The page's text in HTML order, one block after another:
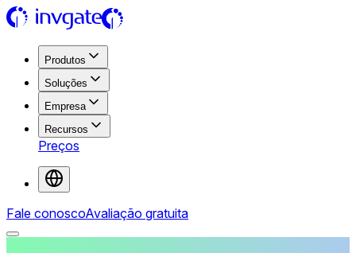
Produtos
Soluções
Empresa
Recursos
Preços
Fale conoscoAvaliação gratuita